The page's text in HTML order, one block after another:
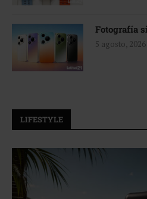
Fotografía
5 agosto, 2026
LIFESTYLE